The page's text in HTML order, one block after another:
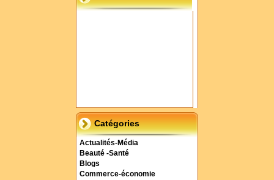
Catégories
Actualités-Média
Beauté -Santé
Blogs
Commerce-économie